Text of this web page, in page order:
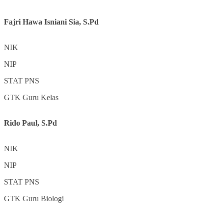
Fajri Hawa Isniani Sia, S.Pd
NIK
NIP
STAT PNS
GTK Guru Kelas
Rido Paul, S.Pd
NIK
NIP
STAT PNS
GTK Guru Biologi